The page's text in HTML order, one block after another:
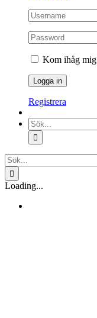
Kom ihåg mig
Registrera
Sök
efter:
Sök
efter:
Loading...